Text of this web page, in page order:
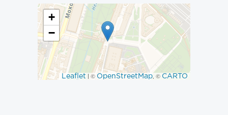
+
−
Leaflet | © OpenStreetMap, © CARTO